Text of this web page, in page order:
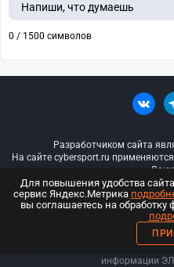
Напиши, что думаешь
0 / 1500 символов
Разработчиком сайта
На сайте cybersport.ru
© ООО
ООО «Киберспорт.ру».
информации
Для повышения удобства
сервис Яндекс.Метрика
вы соглашаетесь на